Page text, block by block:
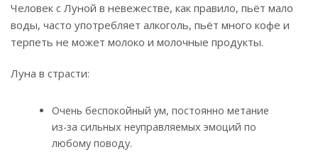
Человек с Луной в невежестве, как правило, пьёт мало
воды, часто употребляет алкоголь, пьёт много кофе и
терпеть не может молоко и молочные продукты.
Луна в страсти:
Очень беспокойный ум, постоянно метание
из-за сильных неуправляемых эмоций по
любому поводу.